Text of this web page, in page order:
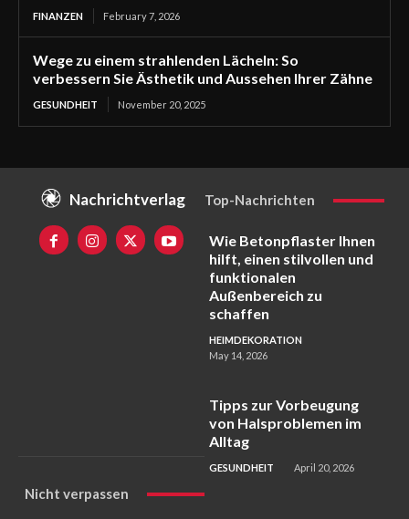
FINANZEN February 7, 2026
Wege zu einem strahlenden Lächeln: So
verbessern Sie Ästhetik und Aussehen Ihrer Zähne
GESUNDHEIT November 20, 2025
Nachrichtverlag Top-Nachrichten
Wie Betonpflaster Ihnen
hilft, einen stilvollen und
funktionalen
Außenbereich zu
schaffen
HEIMDEKORATION
May 14, 2026
Tipps zur Vorbeugung
von Halsproblemen im
Alltag
GESUNDHEIT April 20, 2026
Nicht verpassen